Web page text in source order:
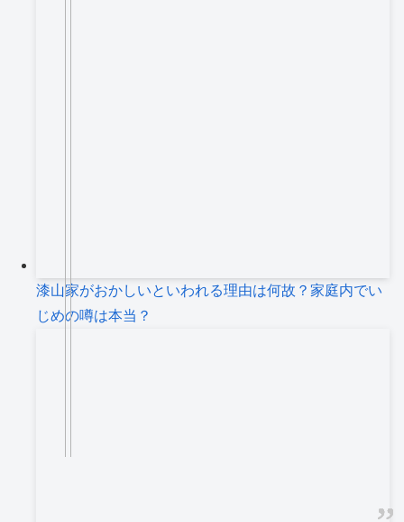
漆山家がおかしいといわれる理由は何故？家庭内でい
じめの噂は本当？